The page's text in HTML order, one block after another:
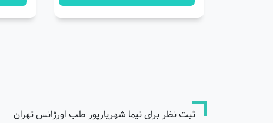
ثبت نظر برای نیما شهریارپور طب اورژانس تهران